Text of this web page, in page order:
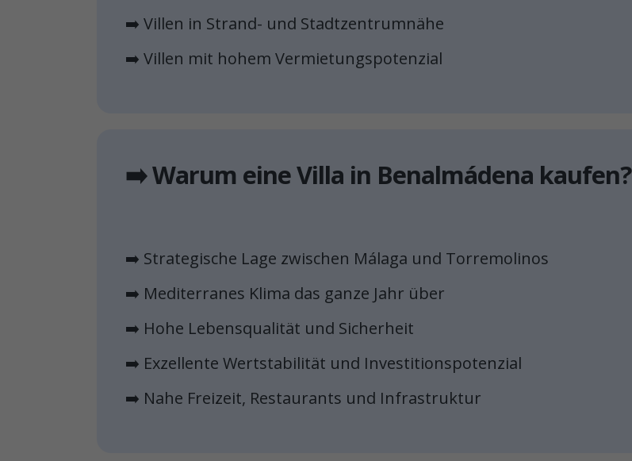
➡️ Villen in Strand- und Stadtzentrumnähe
➡️ Villen mit hohem Vermietungspotenzial
➡️ Warum eine Villa in Benalmádena kaufen?
➡️ Strategische Lage zwischen Málaga und Torremolinos
➡️ Mediterranes Klima das ganze Jahr über
➡️ Hohe Lebensqualität und Sicherheit
➡️ Exzellente Wertstabilität und Investitionspotenzial
➡️ Nahe Freizeit, Restaurants und Infrastruktur